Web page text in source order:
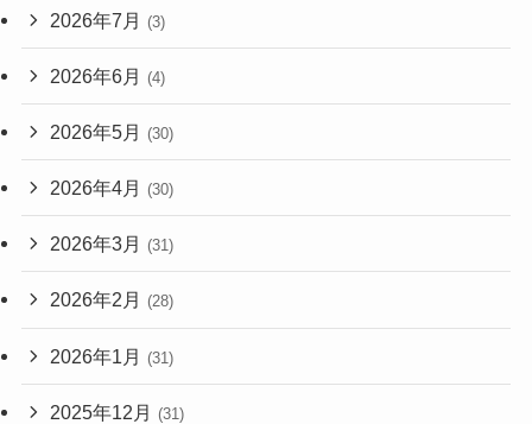
2026年7月 (3)
2026年6月 (4)
2026年5月 (30)
2026年4月 (30)
2026年3月 (31)
2026年2月 (28)
2026年1月 (31)
2025年12月 (31)